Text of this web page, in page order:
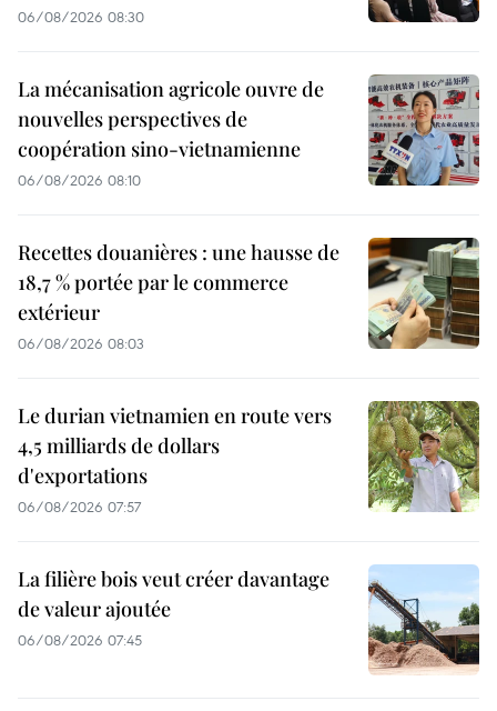
06/08/2026 08:30
La mécanisation agricole ouvre de
nouvelles perspectives de
coopération sino-vietnamienne
06/08/2026 08:10
Recettes douanières : une hausse de
18,7 % portée par le commerce
extérieur
06/08/2026 08:03
Le durian vietnamien en route vers
4,5 milliards de dollars
d'exportations
06/08/2026 07:57
La filière bois veut créer davantage
de valeur ajoutée
06/08/2026 07:45